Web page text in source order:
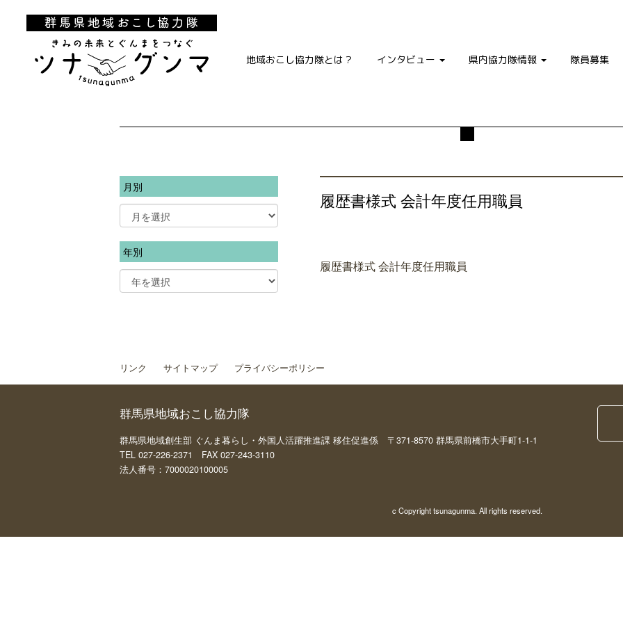
地域おこし協力隊とは？ インタビュー 県内協力隊情報 隊員募集
履歴書様式 会計年度任用職員
履歴書様式 会計年度任用職員
月別
年別
リンク サイトマップ プライバシーポリシー
群馬県地域おこし協力隊
群馬県地域創生部 ぐんま暮らし・外国人活躍推進課 移住促進係 〒371-8570 群馬県前橋市大手町1-1-1
TEL 027-226-2371 FAX 027-243-3110
法人番号：7000020100005
c Copyright tsunagunma. All rights reserved.